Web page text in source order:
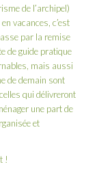
de l’archipel)
vacances, c’est
par la remise
de guide pratique
mais aussi
de demain sont
qui délivreront
une part de
et
!